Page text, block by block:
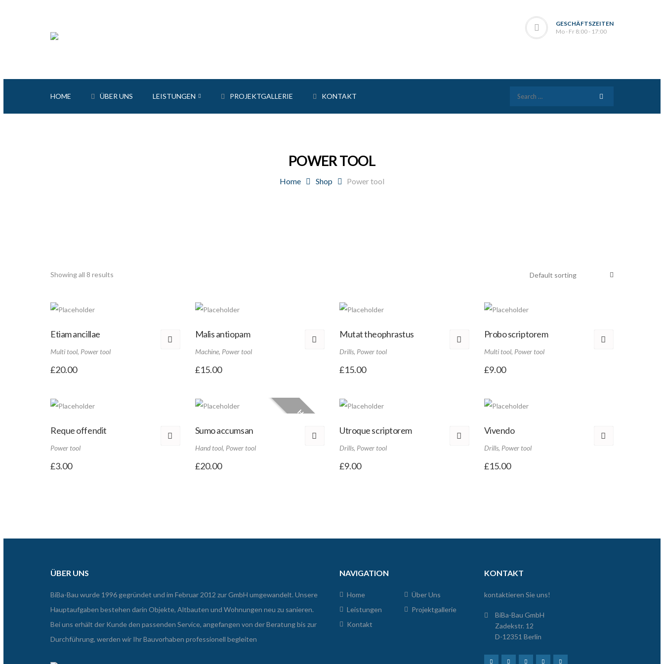
GESCHÄFTSZEITEN
Mo - Fr 8:00 - 17:00
HOME ÜBER UNS LEISTUNGEN
in Arbeit
PROJEKTGALLERIE KONTAKT
POWER TOOL
Home Shop Power tool
Showing all 8 results
Etiam ancillae
Multi tool, Power tool
£20.00
Malis antiopam
Machine, Power tool
£15.00
Mutat theophrastus
Drills, Power tool
£15.00
Probo scriptorem
Multi tool, Power tool
£9.00
Reque offendit
Power tool
£3.00
HOT
Sumo accumsan
Hand tool, Power tool
£20.00
Utroque scriptorem
Drills, Power tool
£9.00
Vivendo
Drills, Power tool
£15.00
ÜBER UNS
BiBa-Bau wurde 1996 gegründet und im Februar 2012 zur GmbH umgewandelt. Unsere
Hauptaufgaben bestehen darin Objekte, Altbauten und Wohnungen neu zu sanieren.
Bei uns erhält der Kunde den passenden Service, angefangen von der Beratung bis zur
Durchführung, werden wir Ihr Bauvorhaben professionell begleiten
NAVIGATION
Home
Über Uns
Leistungen
Projektgallerie
Kontakt
KONTAKT
kontaktieren Sie uns!
BiBa-Bau GmbH
Zadekstr. 12
D-12351 Berlin